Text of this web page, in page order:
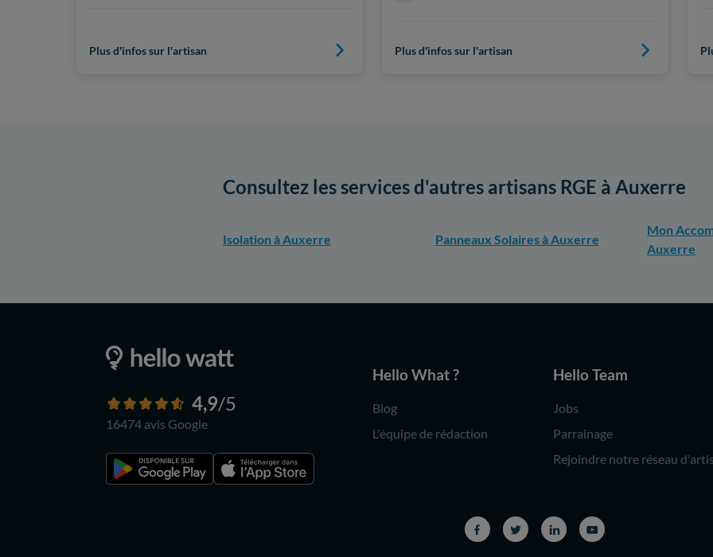
Plus d'infos sur l'artisan Plus d'infos sur l'artisan
Consultez les services d'autres artisans RGE à Auxerre
Isolation à Auxerre Panneaux Solaires à Auxerre
Mon
Auxerre
4,9/5
16474 avis Google
Hello What ?
Blog
L'équipe de rédaction
Hello Team
Jobs
Parrainage
Rejoindre notre réseau